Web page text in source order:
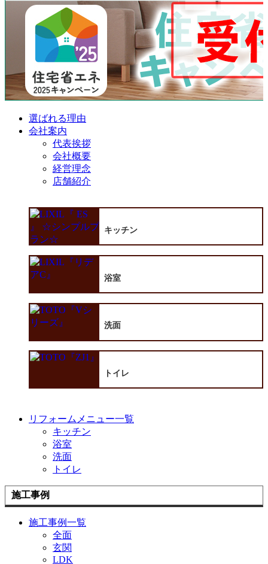
選ばれる理由
会社案内
代表挨拶
会社概要
経営理念
店舗紹介
キッチン
浴室
洗面
トイレ
リフォームメニュー一覧
キッチン
浴室
洗面
トイレ
施工事例
施工事例一覧
全面
玄関
LDK